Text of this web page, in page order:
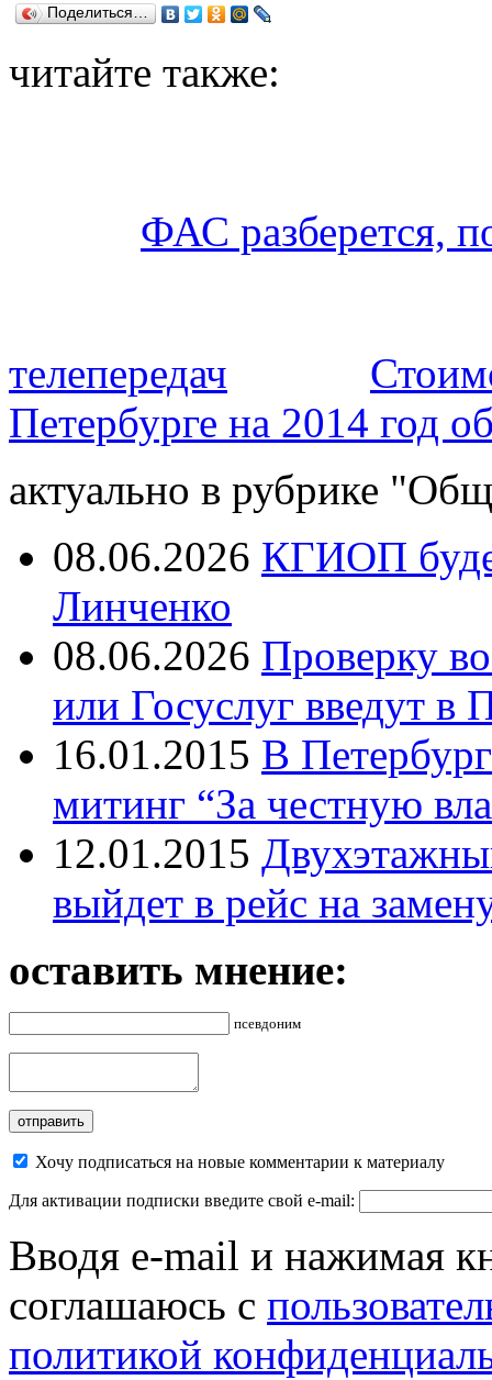
Поделиться…
читайте также:
ФАС разберется,
телепередач
Петербурге на 2014 год
актуально в рубрике
08.06.2026 КГИОП
Линченко
08.06.2026 Проверку
или Госуслуг введут в
16.01.2015 В
митинг “За честную
12.01.2015
выйдет в рейс на
оставить мнение:
псевдоним
Хочу подписаться на новые комментарии к материалу
Для активации подписки введите свой e-mail:
Вводя e-mail и нажимая
соглашаюсь с
политикой